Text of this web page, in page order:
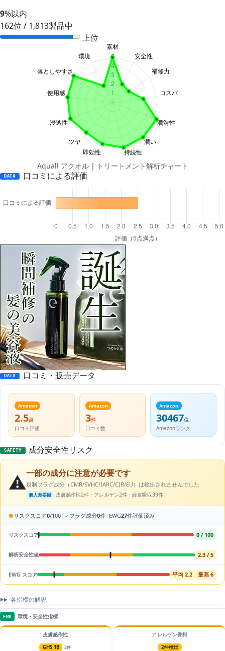
9%以内
162位 / 1,813製品中
上位
Aquall アクオル | トリートメント解析チャート
DATA 口コミによる評価
DATA 口コミ・販売データ
Amazon
2.5点
口コミ評価
Amazon
3件
口コミ数
Amazon
30467位
Amazonランク
SAFETY 成分安全性リスク
⚠️一部の成分に注意が必要です
規制フラグ成分（CMR/SVHC/IARC/CIR/EU）は検出されませんでした
個人差要因 皮膚感作性2件・アレルゲン2件・経皮吸収39件
● リスクスコア0/100 | ✓フラグ成分0件 | EWG27件評価済み
リスクスコア 0 / 100
解析安全性値 2.3 / 5
EWG スコア 平均 2.2 最高 6
各指標の解説
ENV 環境・安全性指標
皮膚感作性
GHS 1B
2件
アレルゲン香料
2件検出